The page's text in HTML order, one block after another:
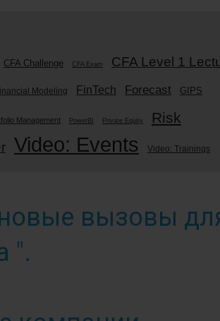
CFA Challenge CFA Exam CFA Level 1
Modeling FinTech Forecast GIPS
Management PowerBI Private Equity
Risk
Video: Events Video: Trainings
вызовы
".